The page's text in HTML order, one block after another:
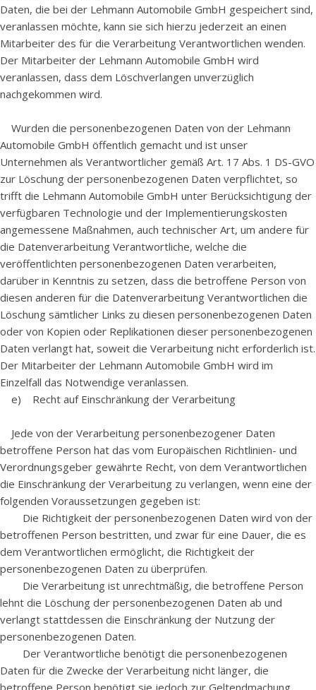
Daten, die bei der Lehmann Automobile GmbH gespeichert sind,
veranlassen möchte, kann sie sich hierzu jederzeit an einen
Mitarbeiter des für die Verarbeitung Verantwortlichen wenden.
Der Mitarbeiter der Lehmann Automobile GmbH wird
veranlassen, dass dem Löschverlangen unverzüglich
nachgekommen wird.
Wurden die personenbezogenen Daten von der Lehmann
Automobile GmbH öffentlich gemacht und ist unser
Unternehmen als Verantwortlicher gemäß Art. 17 Abs. 1 DS-GVO
zur Löschung der personenbezogenen Daten verpflichtet, so
trifft die Lehmann Automobile GmbH unter Berücksichtigung der
verfügbaren Technologie und der Implementierungskosten
angemessene Maßnahmen, auch technischer Art, um andere für
die Datenverarbeitung Verantwortliche, welche die
veröffentlichten personenbezogenen Daten verarbeiten,
darüber in Kenntnis zu setzen, dass die betroffene Person von
diesen anderen für die Datenverarbeitung Verantwortlichen die
Löschung sämtlicher Links zu diesen personenbezogenen Daten
oder von Kopien oder Replikationen dieser personenbezogenen
Daten verlangt hat, soweit die Verarbeitung nicht erforderlich ist.
Der Mitarbeiter der Lehmann Automobile GmbH wird im
Einzelfall das Notwendige veranlassen.
e) Recht auf Einschränkung der Verarbeitung
Jede von der Verarbeitung personenbezogener Daten
betroffene Person hat das vom Europäischen Richtlinien- und
Verordnungsgeber gewährte Recht, von dem Verantwortlichen
die Einschränkung der Verarbeitung zu verlangen, wenn eine der
folgenden Voraussetzungen gegeben ist:
Die Richtigkeit der personenbezogenen Daten wird von der
betroffenen Person bestritten, und zwar für eine Dauer, die es
dem Verantwortlichen ermöglicht, die Richtigkeit der
personenbezogenen Daten zu überprüfen.
Die Verarbeitung ist unrechtmäßig, die betroffene Person
lehnt die Löschung der personenbezogenen Daten ab und
verlangt stattdessen die Einschränkung der Nutzung der
personenbezogenen Daten.
Der Verantwortliche benötigt die personenbezogenen
Daten für die Zwecke der Verarbeitung nicht länger, die
betroffene Person benötigt sie jedoch zur Geltendmachung,